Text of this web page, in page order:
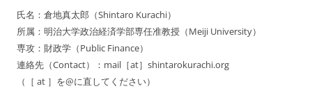
シ
ョ
ン
氏名：倉地真太郎（Shintaro Kurachi）
所属：明治大学政治経済学部専任准教授（Meiji University）
専攻：財政学（Public Finance）
連絡先（Contact）：mail［at］shintarokurachi.org
（［ at ］を@に直してください）